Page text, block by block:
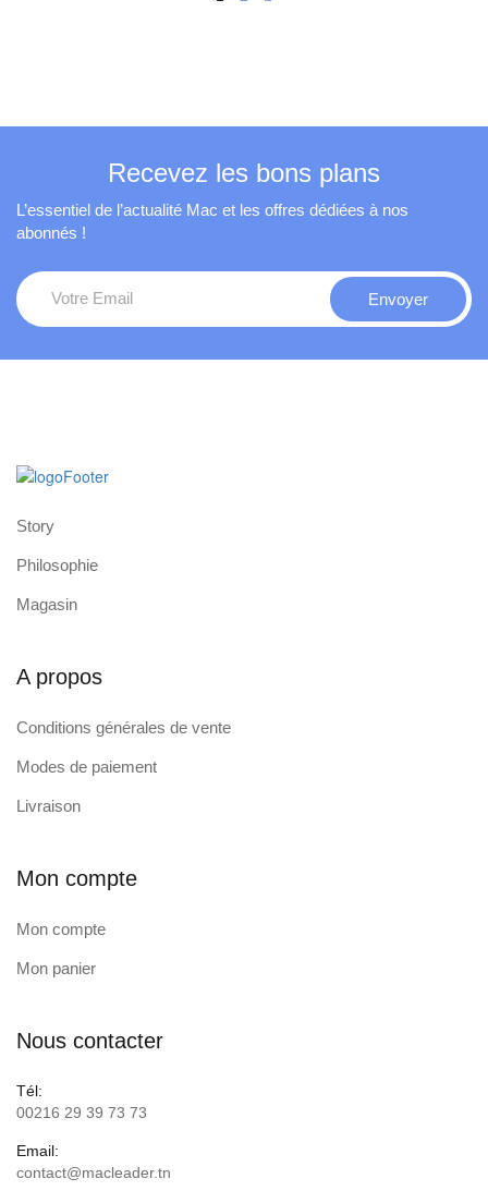
Recevez les bons plans
L’essentiel de l’actualité Mac et les offres dédiées à nos
abonnés !
Story
Philosophie
Magasin
A propos
Conditions générales de vente
Modes de paiement
Livraison
Mon compte
Mon compte
Mon panier
Nous contacter
Tél:
00216 29 39 73 73
Email:
contact@macleader.tn